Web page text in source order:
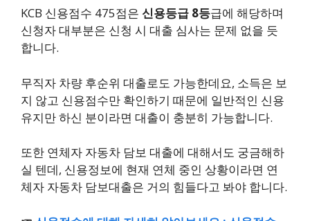
KCB 신용점수 475점은 신용등급 8등급에 해당하며
신청자 대부분은 신청 시 대출 심사는 문제 없을 듯
합니다.
무직자 차량 후순위 대출로도 가능한데요, 소득은 보
지 않고 신용점수만 확인하기 때문에 일반적인 신용
유지만 하신 분이라면 대출이 충분히 가능합니다.
또한 연체자 자동차 담보 대출에 대해서도 궁금해하
실 텐데, 신용정보에 현재 연체 중인 상황이라면 연
체자 자동차 담보대출은 거의 힘들다고 봐야 합니다.